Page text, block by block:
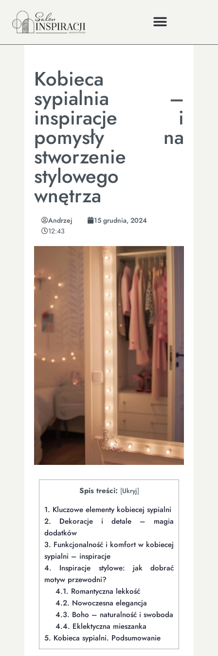
Kobieca
sypialnia –
inspiracje i
pomysły na
stworzenie
stylowego
wnętrza
Andrzej
15 grudnia, 2024
12:43
Spis treści: [Ukryj]
1. Kluczowe elementy kobiecej sypialni
2. Dekoracje i detale – magia
dodatków
3. Funkcjonalność i komfort w kobiecej
sypialni – inspiracje
4. Inspiracje stylowe: jak dobrać
motyw przewodni?
4.1. Romantyczna lekkość
4.2. Nowoczesna elegancja
4.3. Boho – naturalność i swoboda
4.4. Eklektyczna mieszanka
5. Kobieca sypialni. Podsumowanie